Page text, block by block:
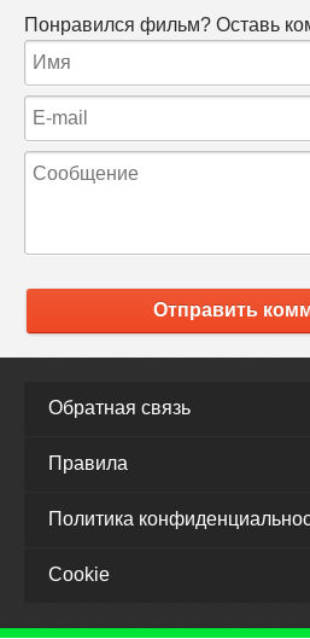
Понравился фильм? Оставь
Отправить
Обратная связь
Правила
Политика
Cookie